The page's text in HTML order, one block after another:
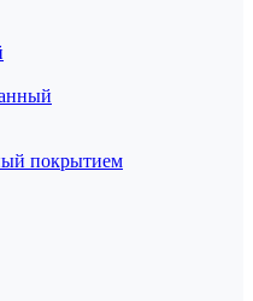
покрытием